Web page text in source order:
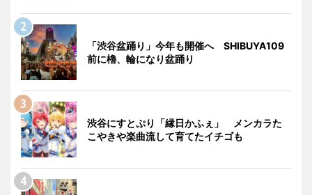
「渋谷盆踊り」今年も開催へ SHIBUYA109
前に櫓、輪になり盆踊り
渋谷にすとぷり「縁日かふぇ」 メンカラた
こやきや楽曲流して育てたイチゴも